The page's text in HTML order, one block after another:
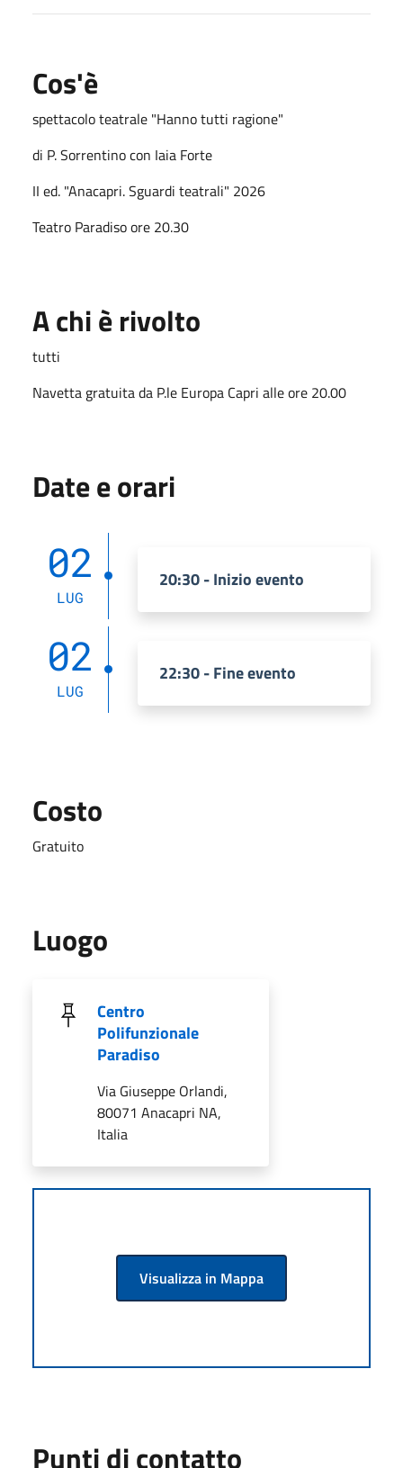
Cos'è
spettacolo teatrale "Hanno tutti ragione"
di P. Sorrentino con Iaia Forte
II ed. "Anacapri. Sguardi teatrali" 2026
Teatro Paradiso ore 20.30
A chi è rivolto
tutti
Navetta gratuita da P.le Europa Capri alle ore 20.00
Date e orari
02
LUG
20:30 - Inizio evento
02
LUG
22:30 - Fine evento
Costo
Gratuito
Luogo
Centro
Polifunzionale
Paradiso
Via Giuseppe Orlandi,
80071 Anacapri NA,
Italia
Visualizza in Mappa
Punti di contatto